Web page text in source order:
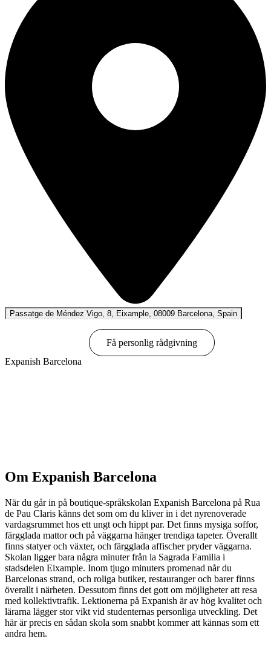
Passatge de Méndez Vigo, 8, Eixample, 08009 Barcelona, Spain
Få personlig rådgivning
Expanish Barcelona
Om Expanish Barcelona
När du går in på boutique-språkskolan Expanish Barcelona på Rua
de Pau Claris känns det som om du kliver in i det nyrenoverade
vardagsrummet hos ett ungt och hippt par. Det finns mysiga soffor,
färgglada mattor och på väggarna hänger trendiga tapeter. Överallt
finns statyer och växter, och färgglada affischer pryder väggarna.
Skolan ligger bara några minuter från la Sagrada Familia i
stadsdelen Eixample. Inom tjugo minuters promenad når du
Barcelonas strand, och roliga butiker, restauranger och barer finns
överallt i närheten. Dessutom finns det gott om möjligheter att resa
med kollektivtrafik. Lektionerna på Expanish är av hög kvalitet och
lärarna lägger stor vikt vid studenternas personliga utveckling. Det
här är precis en sådan skola som snabbt kommer att kännas som ett
andra hem.